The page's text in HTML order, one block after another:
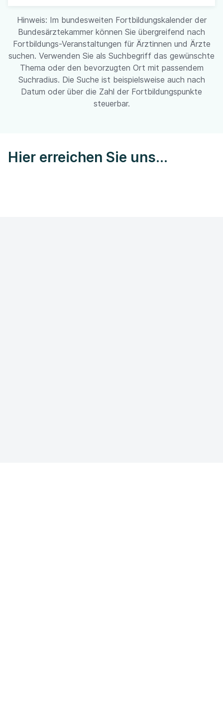
Hinweis: Im bundesweiten Fortbildungskalender der
Bundesärztekammer können Sie übergreifend nach
Fortbildungs-Veranstaltungen für Ärztinnen und Ärzte
suchen. Verwenden Sie als Suchbegriff das gewünschte
Thema oder den bevorzugten Ort mit passendem
Suchradius. Die Suche ist beispielsweise auch nach
Datum oder über die Zahl der Fortbildungspunkte
steuerbar.
Hier erreichen Sie uns...